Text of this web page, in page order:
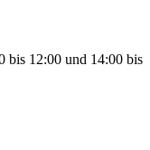
bis 12:00 und 14:00 bis